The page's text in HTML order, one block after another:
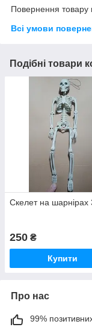
Повернення товару
Всі умови
Подібні товари
Скелет на шарнірах
250 ₴
Купити
Про нас
99% позитивних